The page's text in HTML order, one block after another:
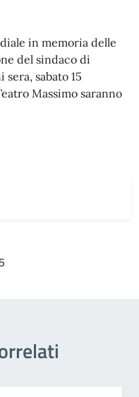
in memoria delle
del sindaco di
sera, sabato 15
Massimo saranno